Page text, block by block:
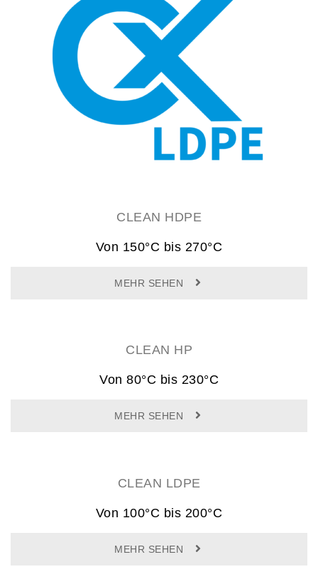
CLEAN HDPE
Von 150°C bis 270°C
MEHR SEHEN
CLEAN HP
Von 80°C bis 230°C
MEHR SEHEN
CLEAN LDPE
Von 100°C bis 200°C
MEHR SEHEN